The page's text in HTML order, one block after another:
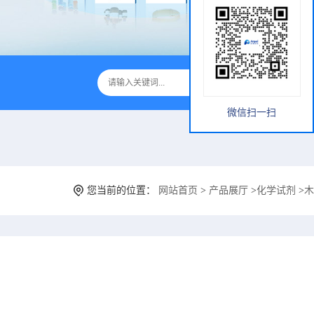
您当前的位置： 网站首页 > 产品展厅 >化学试剂 >
微信扫一扫